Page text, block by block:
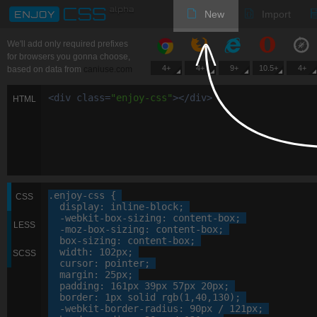
New Import
We'll add only required prefixes
for browsers you gonna choose,
based on data from
4+ 4+ 9+ 10.5+ 4+
HTML <div class="enjoy-css"></div>
CSS
LESS
SCSS
.enjoy-css {
display: inline-block;
-webkit- box-sizing : content-box;
-moz- box-sizing : content-box;
box-sizing : content-box;
width : 102px;
cursor: pointer;
margin : 25px;
padding : 161px 39px 57px 20px;
border: 1px solid rgb(1 ,40, 130);
-webkit- border-radius : 90px / 121px;